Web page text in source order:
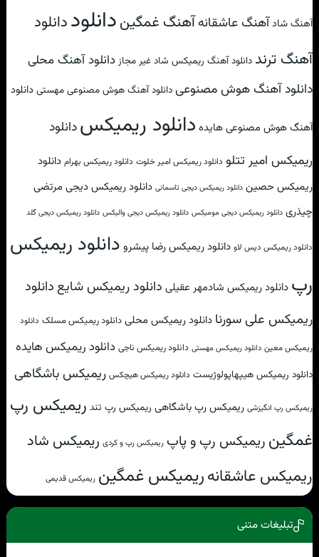
آهنگ شادآهنگ عاشقانهآهنگ غمگیندانلوددانلود
آهنگ ترند دانلود آهنگ ریمیکس شاد غیر مجازدانلود آهنگ محلی
دانلود آهنگ هوش مصنوعیدانلود آهنگ هوش مصنوعی مهستیدانلود
آهنگ هوش مصنوعی هایده دانلود ریمیکسدانلود
ریمیکس امیر تتلو دانلود ریمیکس امیر خلوت دانلود ریمیکس بهرام دانلود
ریمیکس حصین دانلود ریمیکس دیجی تاسمانی دانلود ریمیکس دیجی مرتضی
چیذری دانلود ریمیکس دیجی مومیکس دانلود ریمیکس دیجی والیکس دانلود ریمیکس دیجی گلد
دانلود ریمیکس دیس لاو دانلود ریمیکس رضا پیشرو دانلود ریمیکس
رپ دانلود ریمیکس شادمهر عقیلی دانلود ریمیکس شایع دانلود
ریمیکس علی سورنا دانلود ریمیکس محلی دانلود ریمیکس مسلک دانلود
ریمیکس معین دانلود ریمیکس مهستی دانلود ریمیکس ناجی دانلود ریمیکس هایده
دانلود ریمیکس هیپهاپولوژیست دانلود ریمیکس هیچکس ریمیکس باشگاهی
ریمیکس رپ انگیزشی ریمیکس رپ باشگاهی ریمیکس رپ تند ریمیکس رپ
غمگین ریمیکس رپ و پاپ ریمیکس رپ و کردی ریمیکس شاد
ریمیکس عاشقانهریمیکس غمگین ریمیکس قدیمی
تبلیغات متنی